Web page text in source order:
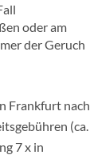
oder am
der Geruch
Frankfurt nach
(ca.
7 x in